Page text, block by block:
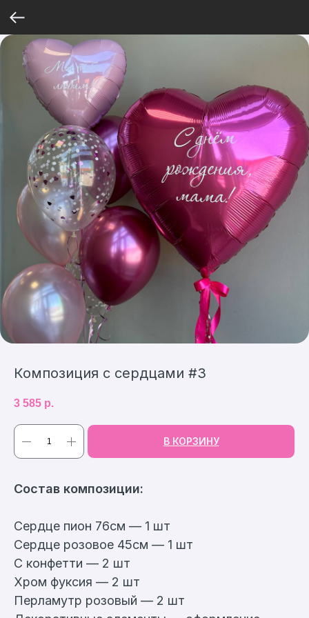
Композиция с сердцами #3
3 585 р.
В КОРЗИНУ
Cостав композиции:
Сердце пион 76см — 1 шт
Сердце розовое 45см — 1 шт
С конфетти — 2 шт
Хром фуксия — 2 шт
Перламутр розовый — 2 шт